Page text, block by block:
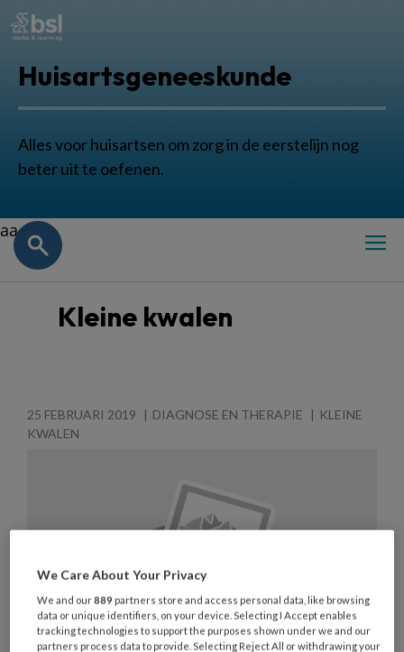
Huisartsgeneeskunde
Alles voor huisartsen om zorg in de eerstelijn nog
beter uit te oefenen.
aa
Kleine kwalen
25 FEBRUARI 2019 DIAGNOSE EN THERAPIE
KLEINE
KWALEN
We Care About Your Privacy
We and our889 partners store and access personal data, like browsing
data or unique identifiers, on your device. Selecting I Accept enables
tracking technologies to support the purposes shown under we and our
partners process data to provide. Selecting Reject All or withdrawing your